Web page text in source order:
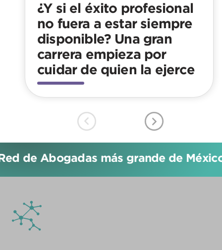
¿Y si el éxito profesional
no fuera a estar siempre
disponible? Una gran
carrera empieza por
cuidar de quien la ejerce
de Abogadas más grande de México!